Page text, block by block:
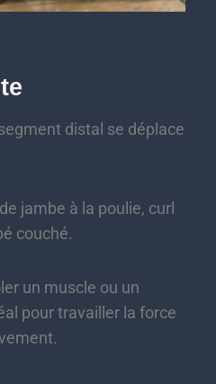
distal se déplace
jambe à la poulie, curl
couché.
un muscle ou un
pour travailler la force